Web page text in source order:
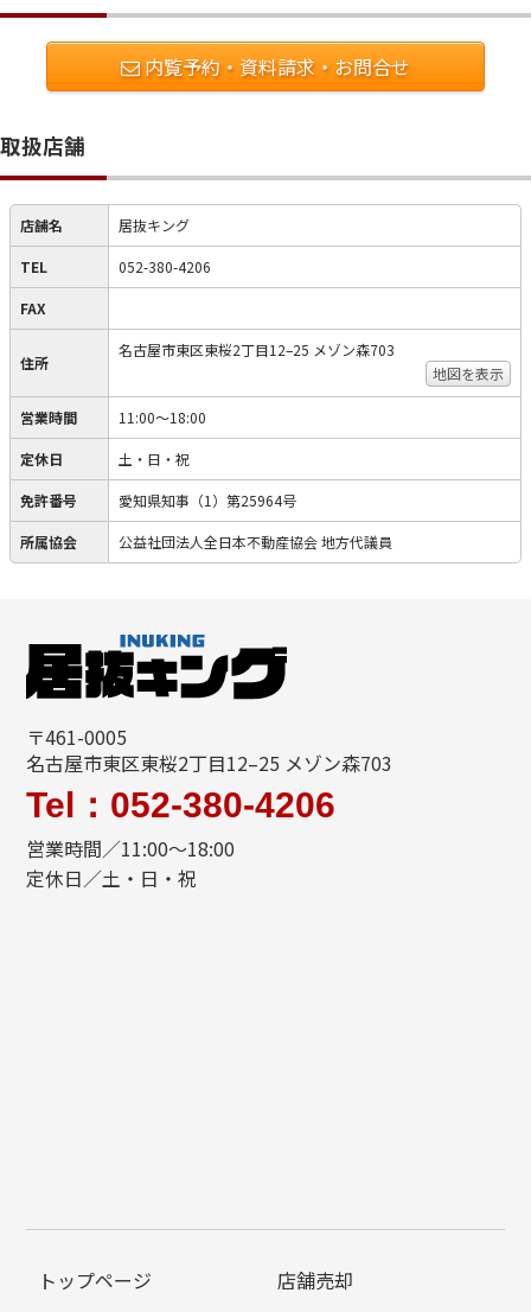
内覧予約・資料請求・お問合せ
取扱店舗
店舗名 居抜キング
TEL 052-380-4206
FAX
住所
名古屋市東区東桜2丁目12–25 メゾン森703
地図を表示
営業時間 11:00〜18:00
定休日 土・日・祝
免許番号 愛知県知事（1）第25964号
所属協会 公益社団法人全日本不動産協会 地方代議員
〒461-0005
名古屋市東区東桜2丁目12–25 メゾン森703
Tel：052-380-4206
営業時間／11:00〜18:00
定休日／土・日・祝
トップページ 店舗売却